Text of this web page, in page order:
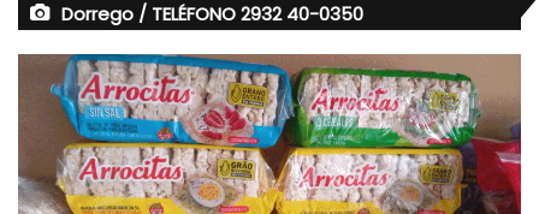
Dorrego / TELÉFONO 2932 40-0350